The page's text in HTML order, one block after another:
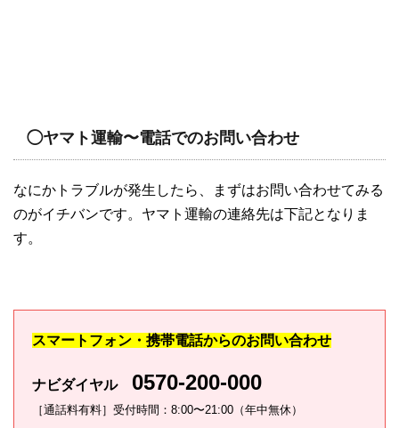
◯ヤマト運輸〜電話でのお問い合わせ
なにかトラブルが発生したら、まずはお問い合わせてみる
のがイチバンです。ヤマト運輸の連絡先は下記となりま
す。
スマートフォン・携帯電話からのお問い合わせ
ナビダイヤル 0570-200-000
［通話料有料］受付時間：8:00〜21:00（年中無休）